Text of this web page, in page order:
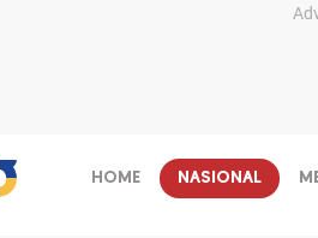
HOME NASIONAL